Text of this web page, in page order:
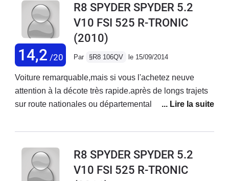
14,2 /20
R8 SPYDER SPYDER 5.2
V10 FSI 525 R-TRONIC
(2010)
Par §R8 106QV le 15/09/2014
Voiture remarquable,mais si vous l'achetez neuve
attention à la décote très rapide.après de longs trajets
sur route nationales ou départementales,attention au
grand bien.!Ce n'est pas une voiture pratique pour tout
immense plaisir de conduite,des accélérations
foudroyantes,le son du V10 Lambo envoûtant,et une
R8 SPYDER SPYDER 5.2
V10 FSI 525 R-TRONIC